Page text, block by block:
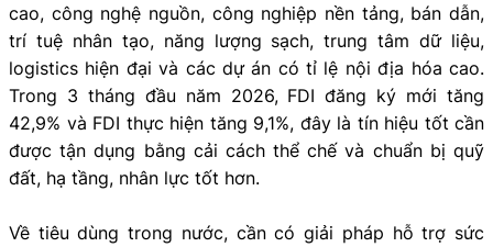
cao, công nghệ nguồn, công nghiệp nền tảng, bán dẫn,
trí tuệ nhân tạo, năng lượng sạch, trung tâm dữ liệu,
logistics hiện đại và các dự án có tỉ lệ nội địa hóa cao.
Trong 3 tháng đầu năm 2026, FDI đăng ký mới tăng
42,9% và FDI thực hiện tăng 9,1%, đây là tín hiệu tốt cần
được tận dụng bằng cải cách thể chế và chuẩn bị quỹ
đất, hạ tầng, nhân lực tốt hơn.
Về tiêu dùng trong nước, cần có giải pháp hỗ trợ sức